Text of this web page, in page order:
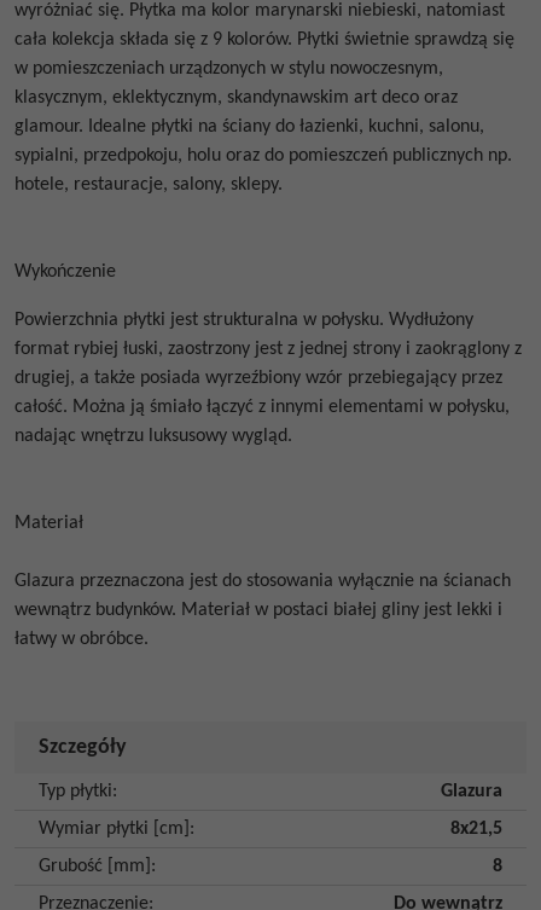
wyróżniać się. Płytka ma kolor marynarski niebieski, natomiast
cała kolekcja składa się z 9 kolorów. Płytki świetnie sprawdzą się
w pomieszczeniach urządzonych w stylu nowoczesnym,
klasycznym, eklektycznym, skandynawskim art deco oraz
glamour. Idealne płytki na ściany do łazienki, kuchni, salonu,
sypialni, przedpokoju, holu oraz do pomieszczeń publicznych np.
hotele, restauracje, salony, sklepy.
Wykończenie
Powierzchnia płytki jest strukturalna w połysku. Wydłużony
format rybiej łuski, zaostrzony jest z jednej strony i zaokrąglony z
drugiej, a także posiada wyrzeźbiony wzór przebiegający przez
całość. Można ją śmiało łączyć z innymi elementami w połysku,
nadając wnętrzu luksusowy wygląd.
Materiał
Glazura przeznaczona jest do stosowania wyłącznie na ścianach
wewnątrz budynków. Materiał w postaci białej gliny jest lekki i
łatwy w obróbce.
Szczegóły
Typ płytki:
Glazura
Wymiar płytki [cm] :
8x21,5
Grubość [mm] :
8
Przeznaczenie: Do wewnątrz